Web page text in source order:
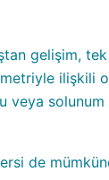
gelişim,
ilişkili
veya
de